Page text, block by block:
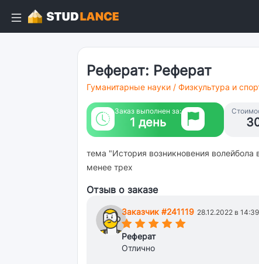
Реферат: Реферат
Гуманитарные науки / Физкультура и
Заказ выполнен за:
1 день
тема "История возникновения
менее трех
Отзыв о заказе
Заказчик #241119 28.12.2022 в 14:39
(*)(*)(*)(*)(*)
Реферат
Отлично